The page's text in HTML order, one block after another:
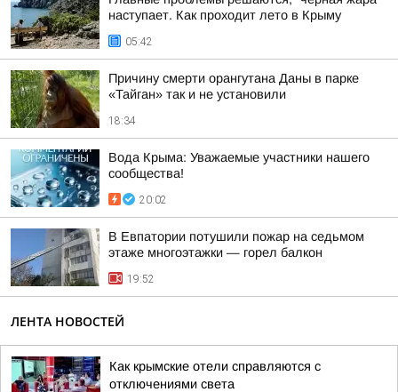
наступает. Как проходит лето в Крыму
05:42
Причину смерти орангутана Даны в парке
«Тайган» так и не установили
18:34
Вода Крыма: Уважаемые участники нашего
сообщества!
20:02
В Евпатории потушили пожар на седьмом
этаже многоэтажки — горел балкон
19:52
ЛЕНТА НОВОСТЕЙ
Как крымские отели справляются с
отключениями света